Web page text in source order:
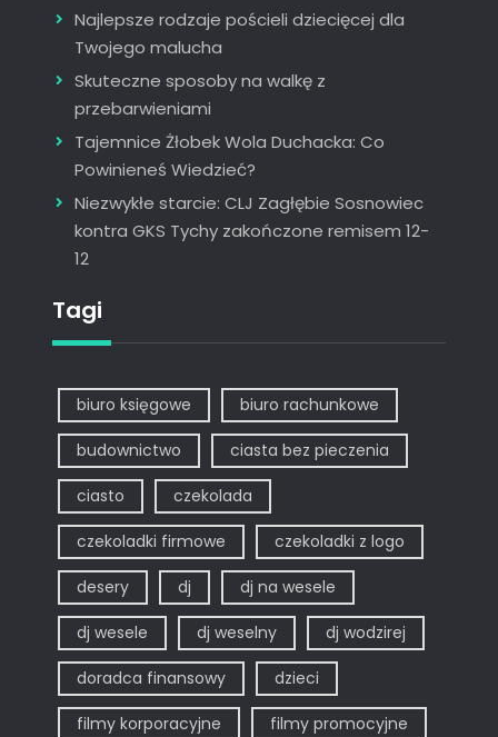
Najlepsze rodzaje pościeli dziecięcej dla
Twojego malucha
Skuteczne sposoby na walkę z
przebarwieniami
Tajemnice Żłobek Wola Duchacka: Co
Powinieneś Wiedzieć?
Niezwykłe starcie: CLJ Zagłębie Sosnowiec
kontra GKS Tychy zakończone remisem 12-
12
Tagi
biuro księgowe biuro rachunkowe
budownictwo ciasta bez pieczenia
ciasto czekolada
czekoladki firmowe czekoladki z logo
desery dj dj na wesele
dj wesele dj weselny dj wodzirej
doradca finansowy dzieci
filmy korporacyjne filmy promocyjne